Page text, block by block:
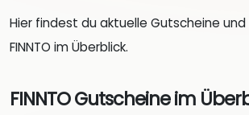
Hier findest du aktuelle Gutscheine
FINNTO im Überblick.
FINNTO Gutscheine im